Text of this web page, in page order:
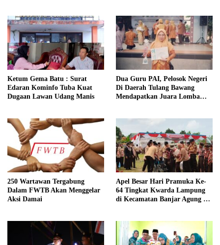
Ketum Gema Batu : Surat
Edaran Kominfo Tuba Kuat
Dugaan Lawan Udang Manis
Dua Guru PAI, Pelosok Negeri
Di Daerah Tulang Bawang
Mendapatkan Juara Lomba
250 Wartawan Tergabung
Dalam FWTB Akan Menggelar
Aksi Damai
Apel Besar Hari Pramuka Ke-
64 Tingkat Kwarda Lampung
di Kecamatan Banjar Agung Di